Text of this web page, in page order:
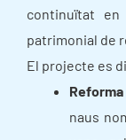
continuïtat
patrimonial de
El projecte es
naus